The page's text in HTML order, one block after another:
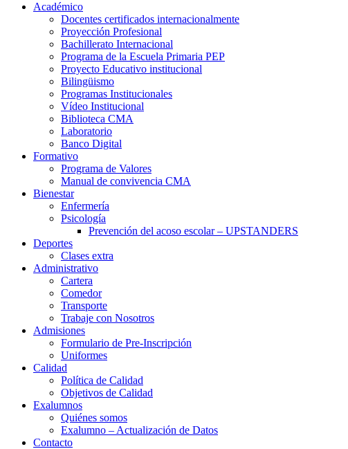
Académico
Docentes certificados internacionalmente
Proyección Profesional
Bachillerato Internacional
Programa de la Escuela Primaria PEP
Proyecto Educativo institucional
Bilingüismo
Programas Institucionales
Vídeo Institucional
Biblioteca CMA
Laboratorio
Banco Digital
Formativo
Programa de Valores
Manual de convivencia CMA
Bienestar
Enfermería
Psicología
Prevención del acoso escolar – UPSTANDERS
Deportes
Clases extra
Administrativo
Cartera
Comedor
Transporte
Trabaje con Nosotros
Admisiones
Formulario de Pre-Inscripción
Uniformes
Calidad
Política de Calidad
Objetivos de Calidad
Exalumnos
Quiénes somos
Exalumno – Actualización de Datos
Contacto